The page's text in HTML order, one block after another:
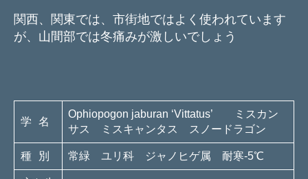
関西、関東では、市街地ではよく使われています
が、山間部では冬痛みが激しいでしょう
学名
Ophiopogon jaburan ‘Vittatus’ ミスカン
サス ミスキャンタス スノードラゴン
種別 常緑 ユリ科 ジャノヒゲ属 耐寒-5℃